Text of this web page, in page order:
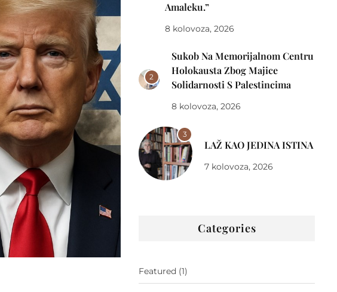
Amaleku.”
8 kolovoza, 2026
2
Sukob Na Memorijalnom Centru
Holokausta Zbog Majice
Solidarnosti S Palestincima
8 kolovoza, 2026
3
LAŽ KAO JEDINA ISTINA
7 kolovoza, 2026
Categories
Featured (1)